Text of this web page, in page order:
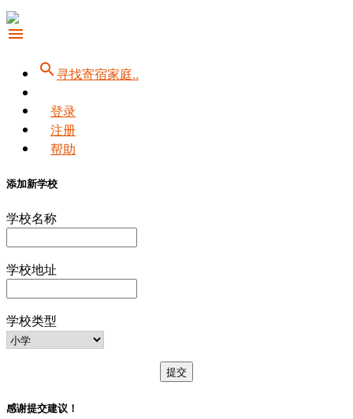
menu
search寻找寄宿家庭..
登录
注册
帮助
添加新学校
学校名称
学校地址
学校类型
提交
感谢提交建议！